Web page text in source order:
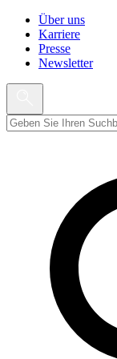
Über uns
Karriere
Presse
Newsletter